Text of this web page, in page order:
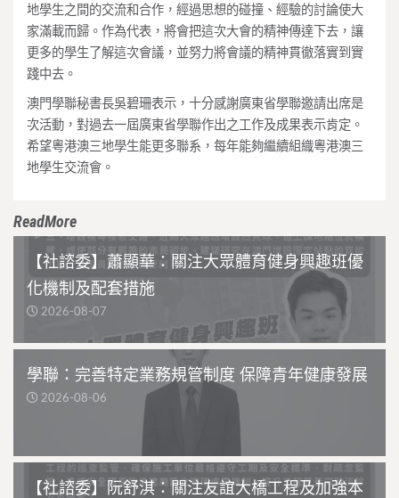
地學生之間的交流和合作，經過思想的碰撞、經驗的討論使大
家滿載而歸。作為代表，將會把這次大會的精神傳達下去，讓
更多的學生了解這次會議，並努力將會議的精神貫徹落實到實
踐中去。
澳門學聯秘書長吳碧珊表示，十分感謝廣東省學聯邀請出席是
次活動，對過去一屆廣東省學聯作出之工作及成果表示肯定。
希望粵港澳三地學生能更多聯系，每年能夠繼續組織粵港澳三
地學生交流會。
ReadMore
【社諮委】蕭顯華：關注大眾體育健身興趣班優
化機制及配套措施
2026-08-07
學聯：完善特定業務規管制度 保障青年健康發展
2026-08-06
【社諮委】阮舒淇：關注友誼大橋工程及加強本